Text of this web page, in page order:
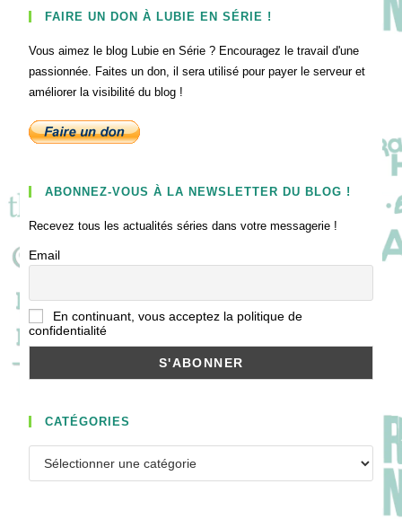
FAIRE UN DON À LUBIE EN SÉRIE !
Vous aimez le blog Lubie en Série ? Encouragez le travail d'une
passionnée. Faites un don, il sera utilisé pour payer le serveur et
améliorer la visibilité du blog !
ABONNEZ-VOUS À LA NEWSLETTER DU BLOG !
Recevez tous les actualités séries dans votre messagerie !
Email
En continuant, vous acceptez la politique de
confidentialité
CATÉGORIES
Catégories